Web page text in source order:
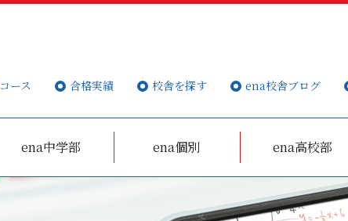
コース 合格実績 校舎を探す ena校舎ブログ
ena中学部 ena個別 ena高校部